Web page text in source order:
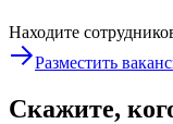
Находите
Разместить
Скажите,